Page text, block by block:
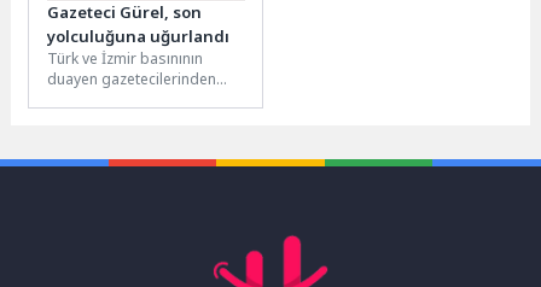
Gazeteci Gürel, son
yolculuğuna uğurlandı
Türk ve İzmir basınının
duayen gazetecilerinden